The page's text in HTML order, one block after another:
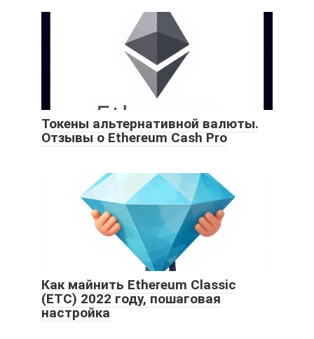
Токены альтернативной валюты.
Отзывы о Ethereum Cash Pro
Как майнить Ethereum Classic
(ETC) 2022 году, пошаговая
настройка